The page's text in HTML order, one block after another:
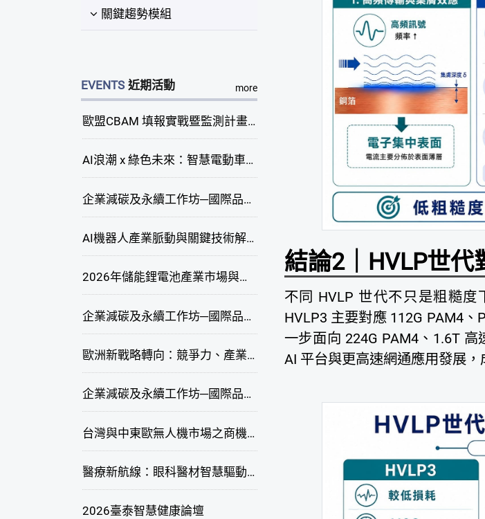
關鍵趨勢模組
EVENTS 近期活動 more
歐盟CBAM 填報實戰暨監測計畫說明會(臺中場)
AI浪潮 x 綠色未來：智慧電動車新商機研討會
企業減碳及永續工作坊─國際品牌綠色供應鏈永續管理與實務演練(臺中場)
AI機器人產業脈動與關鍵技術解析研討會
2026年儲能鋰電池產業市場與技術發展線上研討會
企業減碳及永續工作坊─國際品牌綠色供應鏈永續管理與實務演練(高雄場)
歐洲新戰略轉向：競爭力、產業自主與供應鏈重塑線上研討會
企業減碳及永續工作坊─國際品牌綠色供應鏈永續管理與實務演練(臺北場)
台灣與中東歐無人機市場之商機與挑戰座談會
醫療新航線：眼科醫材智慧驅動，數位醫療落地布局線上研討會
2026臺泰智慧健康論壇
結論2｜HVLP世
不同 HVLP 世代不只是粗糙度
HVLP3 主要對應 112G PAM4
一步面向 224G PAM4、1.6T
AI 平台與更高速網通應用發展